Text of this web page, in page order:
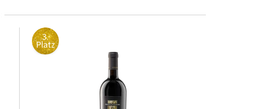
3.
Platz